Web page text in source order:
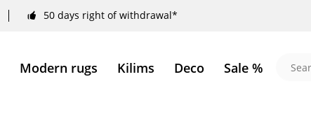
50 days right of withdrawal*
Modern rugs Kilims Deco Sale %